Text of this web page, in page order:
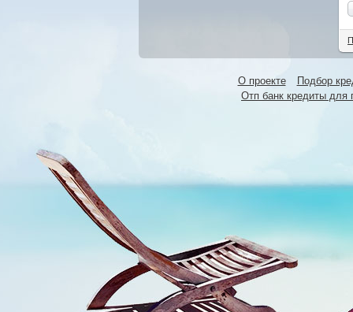
О проекте
Подбор
Отп банк кредиты для